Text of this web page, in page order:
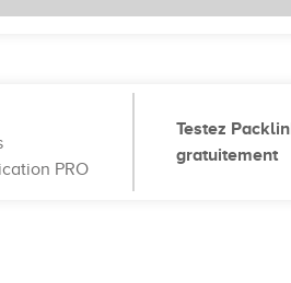
PRO
Testez
gratuitement